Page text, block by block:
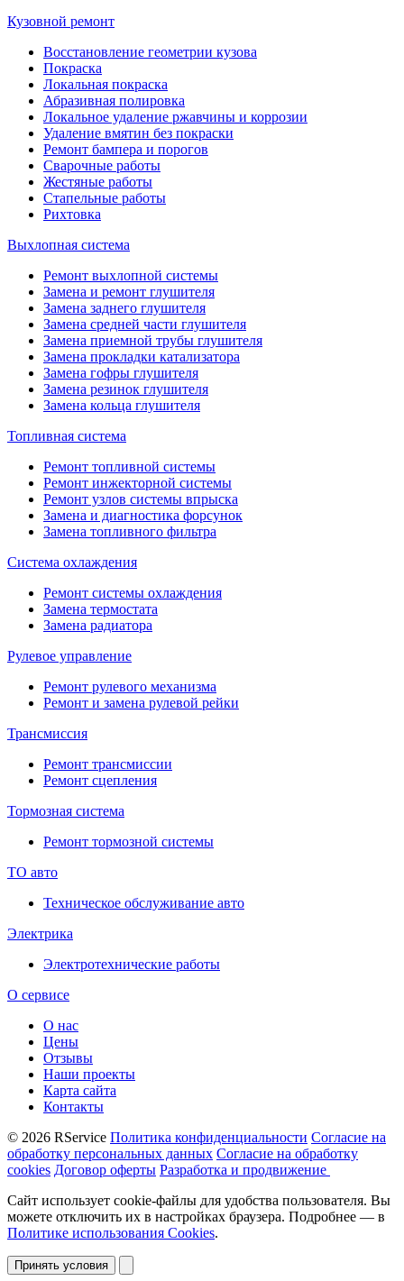
Кузовной ремонт
Восстановление геометрии кузова
Покраска
Локальная покраска
Абразивная полировка
Локальное удаление ржавчины и коррозии
Удаление вмятин без покраски
Ремонт бампера и порогов
Сварочные работы
Жестяные работы
Стапельные работы
Рихтовка
Выхлопная система
Ремонт выхлопной системы
Замена и ремонт глушителя
Замена заднего глушителя
Замена средней части глушителя
Замена приемной трубы глушителя
Замена прокладки катализатора
Замена гофры глушителя
Замена резинок глушителя
Замена кольца глушителя
Топливная система
Ремонт топливной системы
Ремонт инжекторной системы
Ремонт узлов системы впрыска
Замена и диагностика форсунок
Замена топливного фильтра
Система охлаждения
Ремонт системы охлаждения
Замена термостата
Замена радиатора
Рулевое управление
Ремонт рулевого механизма
Ремонт и замена рулевой рейки
Трансмиссия
Ремонт трансмиссии
Ремонт сцепления
Тормозная система
Ремонт тормозной системы
ТО авто
Техническое обслуживание авто
Электрика
Электротехнические работы
О сервисе
О нас
Цены
Отзывы
Наши проекты
Карта сайта
Контакты
© 2026 RService Политика конфиденциальности Согласие на
обработку персональных данных Согласие на обработку
cookies Договор оферты Разработка и продвижение
Сайт использует cookie-файлы для удобства пользователя. Вы
можете отключить их в настройках браузера. Подробнее — в
Политике использования Cookies.
Принять условия